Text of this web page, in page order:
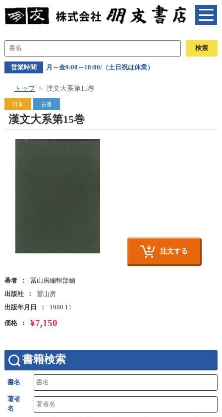
営業時間 月～金9:00～18:00/（土日祝は休業）
トップ 漢文大系第15巻
日本 古書
漢文大系第15巻
注文する
著者
冨山房編輯部編
出版社
冨山房
出版年月日
1980.11
価格 ¥7,150
書籍検索
書名
著者
名